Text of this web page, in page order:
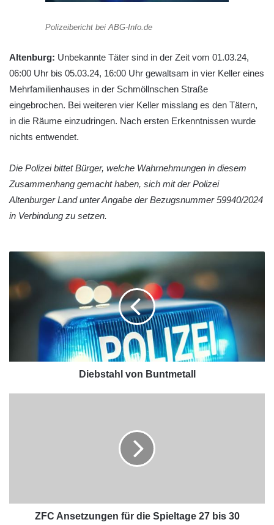
Polizeibericht bei ABG-Info.de
Altenburg: Unbekannte Täter sind in der Zeit vom 01.03.24,
06:00 Uhr bis 05.03.24, 16:00 Uhr gewaltsam in vier Keller eines
Mehrfamilienhauses in der Schmöllnschen Straße
eingebrochen. Bei weiteren vier Keller misslang es den Tätern,
in die Räume einzudringen. Nach ersten Erkenntnissen wurde
nichts entwendet.
Die Polizei bittet Bürger, welche Wahrnehmungen in diesem
Zusammenhang gemacht haben, sich mit der Polizei
Altenburger Land unter Angabe der Bezugsnummer 59940/2024
in Verbindung zu setzen.
Diebstahl von Buntmetall
ZFC Ansetzungen für die Spieltage 27 bis 30